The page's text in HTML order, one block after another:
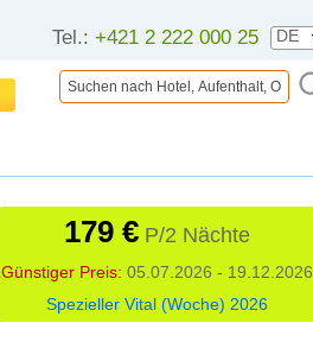
Tel.: +421 2 222 000 25
179 € P/2 Nächte
Günstiger Preis: 05.07.2026 - 19.12.2026
Spezieller Vital (Woche) 2026